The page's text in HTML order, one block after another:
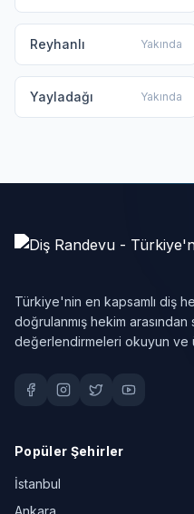
Reyhanlı Yakında
Yayladağı Yakında
Türkiye'nin en kapsamlı diş
doğrulanmış hekim
değerlendirmeleri okuyun ve
Popüler Şehirler
İstanbul
Ankara